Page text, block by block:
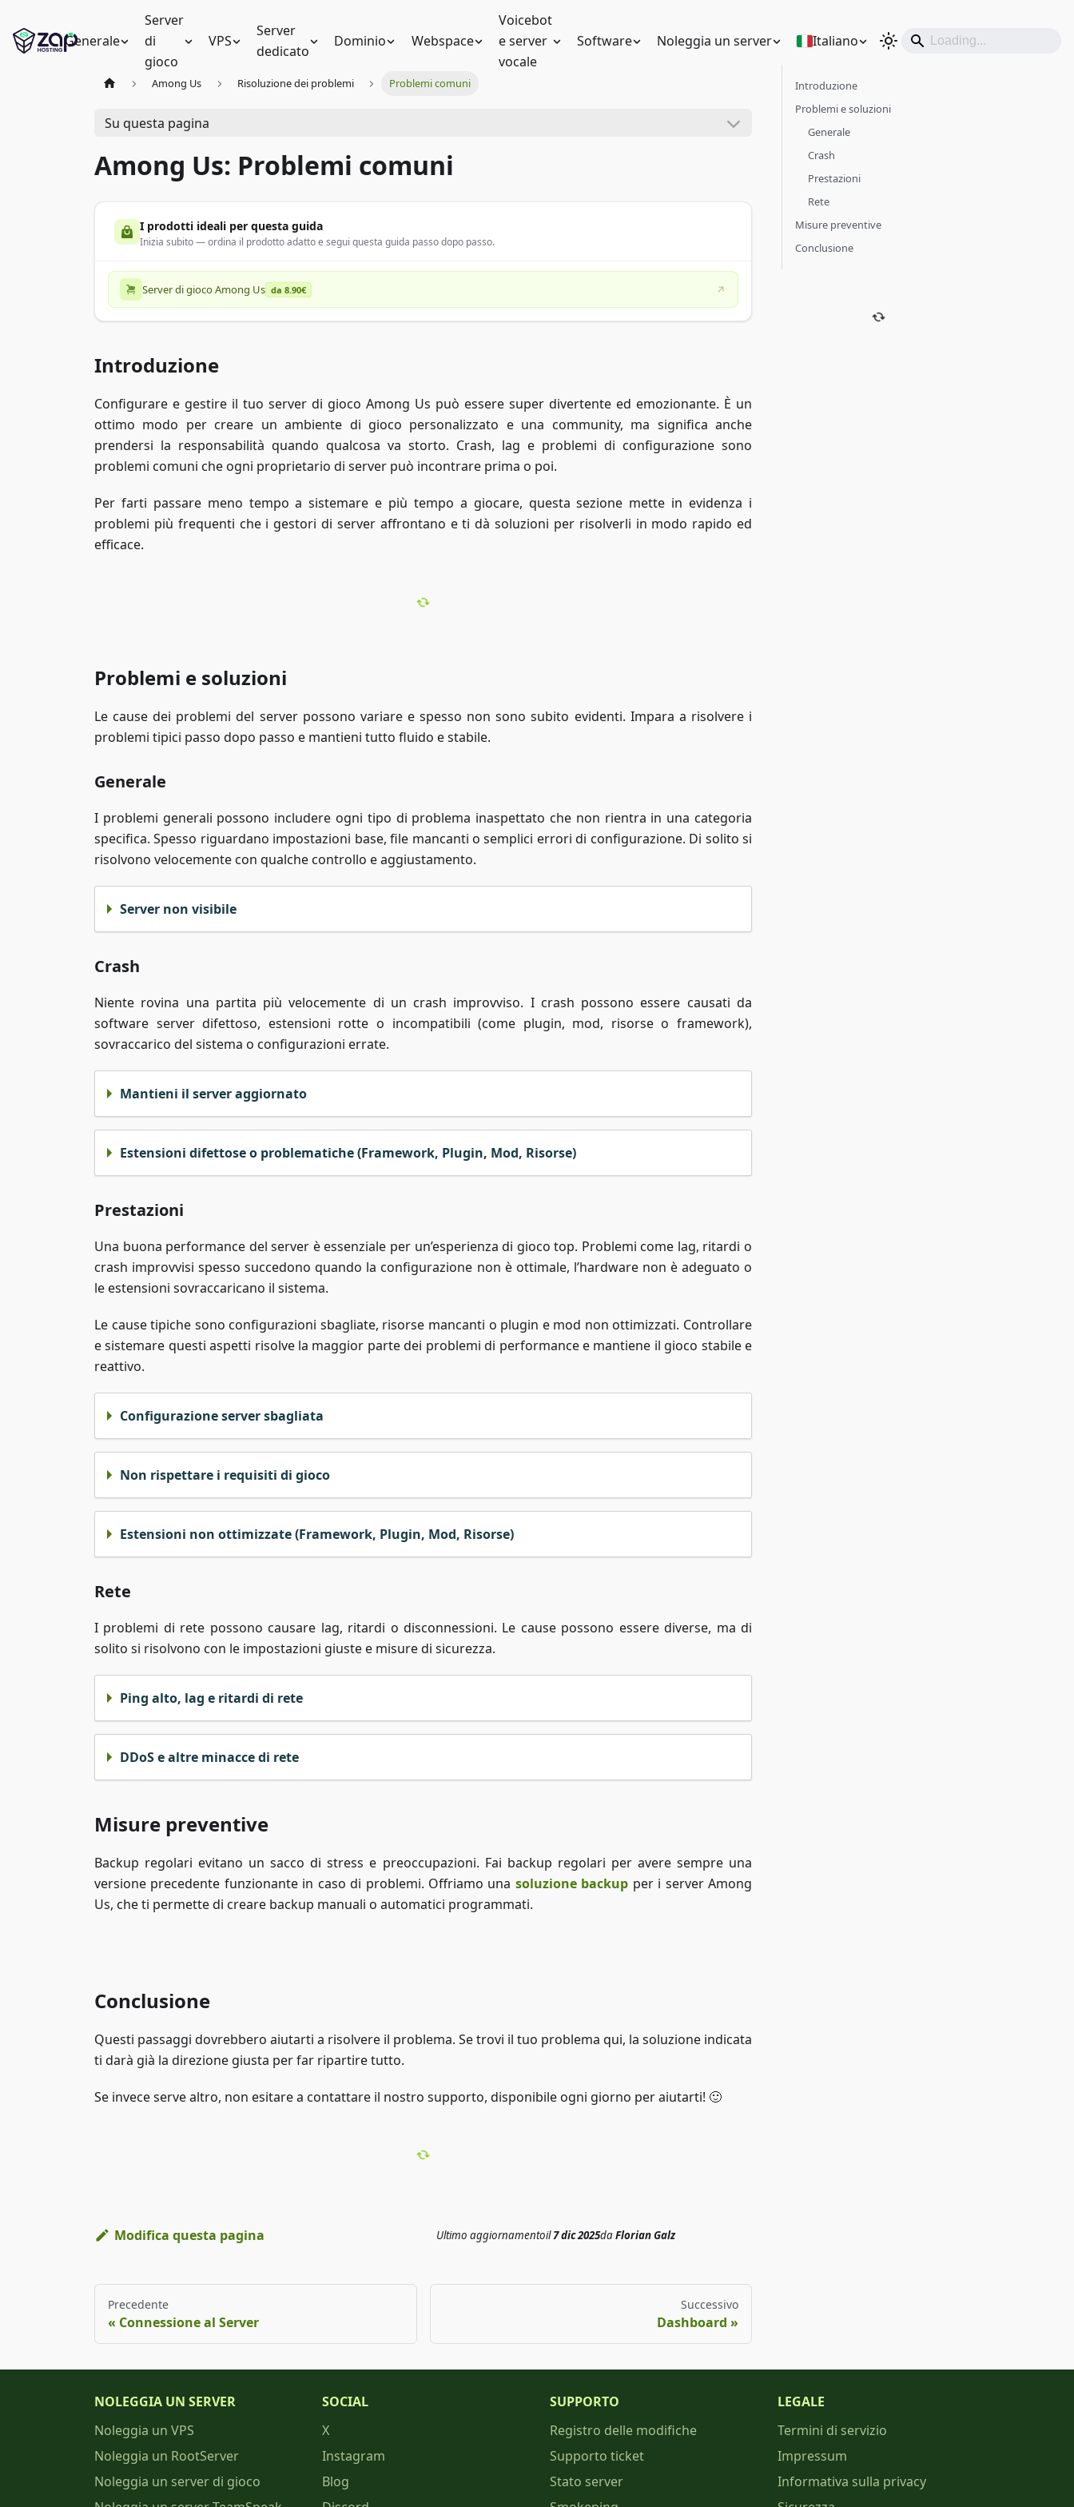
Generale
Server
di
gioco
VPS
Server
dedicato
Dominio Webspace
Voicebot
e server
vocale
Software Noleggia un server Italiano
Among Us Risoluzione dei problemi Problemi comuni
Su questa pagina
Among Us: Problemi comuni
I prodotti ideali per questa guida
Inizia subito — ordina il prodotto adatto e segui questa guida passo dopo passo.
Server di gioco Among Us da 8.90€
Introduzione
Configurare e gestire il tuo server di gioco Among Us può essere super divertente ed emozionante. È un
ottimo modo per creare un ambiente di gioco personalizzato e una community, ma significa anche
prendersi la responsabilità quando qualcosa va storto. Crash, lag e problemi di configurazione sono
problemi comuni che ogni proprietario di server può incontrare prima o poi.
Per farti passare meno tempo a sistemare e più tempo a giocare, questa sezione mette in evidenza i
problemi più frequenti che i gestori di server affrontano e ti dà soluzioni per risolverli in modo rapido ed
efficace.
Problemi e soluzioni
Le cause dei problemi del server possono variare e spesso non sono subito evidenti. Impara a risolvere i
problemi tipici passo dopo passo e mantieni tutto fluido e stabile.
Generale
I problemi generali possono includere ogni tipo di problema inaspettato che non rientra in una categoria
specifica. Spesso riguardano impostazioni base, file mancanti o semplici errori di configurazione. Di solito si
risolvono velocemente con qualche controllo e aggiustamento.
Server non visibile
Crash
Niente rovina una partita più velocemente di un crash improvviso. I crash possono essere causati da
software server difettoso, estensioni rotte o incompatibili (come plugin, mod, risorse o framework),
sovraccarico del sistema o configurazioni errate.
Mantieni il server aggiornato
Estensioni difettose o problematiche (Framework, Plugin, Mod, Risorse)
Prestazioni
Una buona performance del server è essenziale per un’esperienza di gioco top. Problemi come lag, ritardi o
crash improvvisi spesso succedono quando la configurazione non è ottimale, l’hardware non è adeguato o
le estensioni sovraccaricano il sistema.
Le cause tipiche sono configurazioni sbagliate, risorse mancanti o plugin e mod non ottimizzati. Controllare
e sistemare questi aspetti risolve la maggior parte dei problemi di performance e mantiene il gioco stabile e
reattivo.
Configurazione server sbagliata
Non rispettare i requisiti di gioco
Estensioni non ottimizzate (Framework, Plugin, Mod, Risorse)
Rete
I problemi di rete possono causare lag, ritardi o disconnessioni. Le cause possono essere diverse, ma di
solito si risolvono con le impostazioni giuste e misure di sicurezza.
Ping alto, lag e ritardi di rete
DDoS e altre minacce di rete
Misure preventive
Backup regolari evitano un sacco di stress e preoccupazioni. Fai backup regolari per avere sempre una
versione precedente funzionante in caso di problemi. Offriamo una soluzione backup per i server Among
Us, che ti permette di creare backup manuali o automatici programmati.
Conclusione
Questi passaggi dovrebbero aiutarti a risolvere il problema. Se trovi il tuo problema qui, la soluzione indicata
ti darà già la direzione giusta per far ripartire tutto.
Se invece serve altro, non esitare a contattare il nostro supporto, disponibile ogni giorno per aiutarti! 🙂
Modifica questa pagina Ultimo aggiornamentoil7 dic 2025daFlorian Galz
Precedente
Connessione al Server
Successivo
Dashboard
Introduzione
Problemi e soluzioni
Generale
Crash
Prestazioni
Rete
Misure preventive
Conclusione
NOLEGGIA UN SERVER
Noleggia un VPS
Noleggia un RootServer
Noleggia un server di gioco
SOCIAL
X
Instagram
Blog
SUPPORTO
Registro delle modifiche
Supporto ticket
Stato server
LEGALE
Termini di servizio
Impressum
Informativa sulla privacy